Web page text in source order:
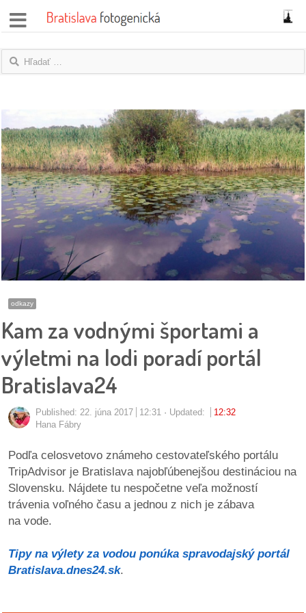
správy
|
blogy
rozhovory
fotky
protesty
granty
kalendár
zákony
mestské
kauzy
konania
konania
konania
odkazy
Kam za vodnými športami a
výletmi na lodi poradí portál
Bratislava24
Published: 22. júna 2017 12:31 Updated:
12:32
Hana Fábry
Podľa celosvetovo známeho cestovateľského portálu
TripAdvisor je Bratislava najobľúbenejšou destináciou na
Slovensku. Nájdete tu nespočetne veľa možností
trávenia voľného času a jednou z nich je zábava
na vode.
Tipy na výlety za vodou ponúka spravodajský portál
Bratislava.dnes24.sk.